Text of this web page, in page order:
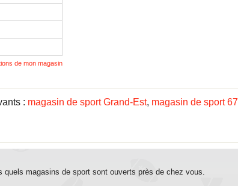
de mon magasin
: magasin de sport Grand-Est, magasin de sport 67
magasins de sport sont ouverts près de chez vous.